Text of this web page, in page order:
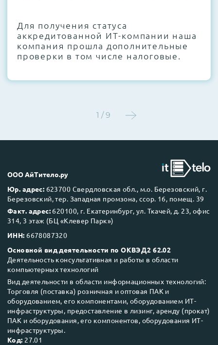
Этап 4:Стресс-тестирование под 100%
нагрузкой в течение 72 часов для
проверки стабильности всех подсистем
Next Business Day (NBD)
Для получения статуса
аккредитованной ИТ-компании наша
компания прошла дополнительные
проверки в том числе налоговые.
1 / 9
ООО АйТитело.ру
Юр. адрес: 623700 Свердловская обл., м.о. Березовский, г.
Березовский, тер. Западная промзона, ссор. 16, помещ. 39
Факт. адрес: 620100, г. Екатеринбург, ул. Ткачей, д. 23, офис
314, 3 этаж (БЦ «Клевер Парк»)
ИНН: 6678087320
Основной вид деятельности по ОКВЭД2 62.02
Деятельность консультативная и работы в области
компьютерных технологий
Вид деятельности в области информационных технологий:
Торговля (поставка) розничная и оптовая ПАК и
оборудованием, его компонентами, оборудованием ИТ-
инфраструктуры, предоставление в лизинг, аренду (прокат)
ПАК и оборудования, его компонентов, оборудования ИТ-
инфраструктуры.
Код: 27.01